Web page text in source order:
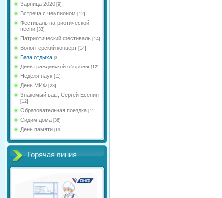
Зарница 2020 [9]
Встреча с чемпионом [12]
Фестиваль патриотической
песни [33]
Патриотический фестиваль [14]
Волонтерский концерт [14]
База отдыха [8]
День гражданской обороны [12]
Неделя наук [11]
День МИФ [23]
Знакомый ваш, Сергей Есенин
[12]
Образовательная поездка [11]
Сидим дома [36]
День памяти [19]
Горячая линия